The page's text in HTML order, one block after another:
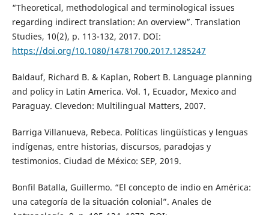
“Theoretical, methodological and terminological issues
regarding indirect translation: An overview”. Translation
Studies, 10(2), p. 113-132, 2017. DOI:
https://doi.org/10.1080/14781700.2017.1285247
Baldauf, Richard B. & Kaplan, Robert B. Language planning
and policy in Latin America. Vol. 1, Ecuador, Mexico and
Paraguay. Clevedon: Multilingual Matters, 2007.
Barriga Villanueva, Rebeca. Políticas lingüísticas y lenguas
indígenas, entre historias, discursos, paradojas y
testimonios. Ciudad de México: SEP, 2019.
Bonfil Batalla, Guillermo. “El concepto de indio en América:
una categoría de la situación colonial”. Anales de